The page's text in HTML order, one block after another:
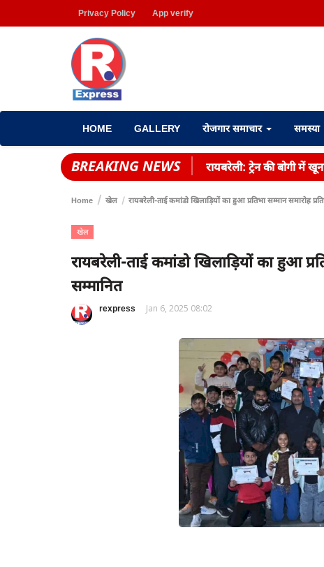
Privacy Policy App verify
HOME GALLERY रोजगार समाचार समस्या
BREAKING NEWS रायबरेली: ट्रेन की बोगी में
Home खेल रायबरेली-ताई कमांडो खिलाड़ियों का हुआ प्रतिभा सम्मान समारोह
खेल
रायबरेली-ताई कमांडो खिलाड़ियों का हुआ
सम्मानित
rexpress Jan 6, 2025 08:02